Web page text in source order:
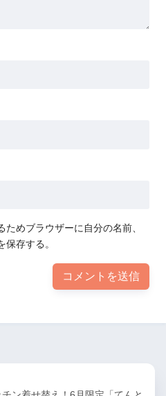
めブラウザーに自分の名前、
保存する。